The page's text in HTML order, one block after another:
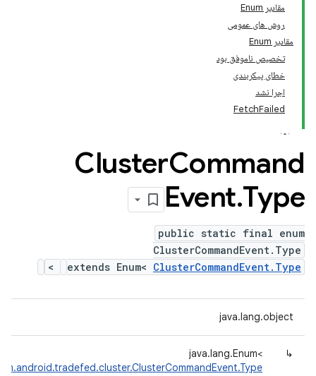
مقادیر Enum
روش های عمومی
مقادیر Enum
تخصیص ناموفق بود
خطای پیکربندی
اجرا نشد
FetchFailed
ClusterCommand
Event.Type
public static final enum
ClusterCommandEvent.Type
extends Enum< ClusterCommandEvent.Type
>
java.lang.object
↳
java.lang.Enum<